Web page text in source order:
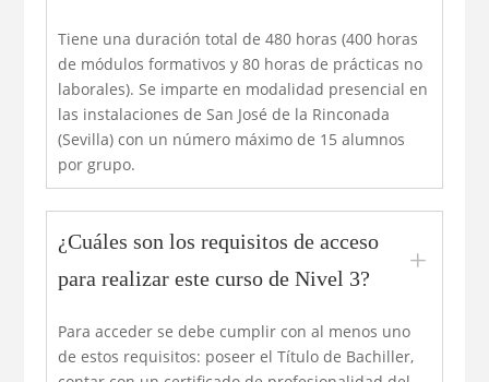
Tiene una duración total de 480 horas (400 horas
de módulos formativos y 80 horas de prácticas no
laborales). Se imparte en modalidad presencial en
las instalaciones de San José de la Rinconada
(Sevilla) con un número máximo de 15 alumnos
por grupo.
¿Cuáles son los requisitos de acceso
para realizar este curso de Nivel 3?
L
Para acceder se debe cumplir con al menos uno
de estos requisitos: poseer el Título de Bachiller,